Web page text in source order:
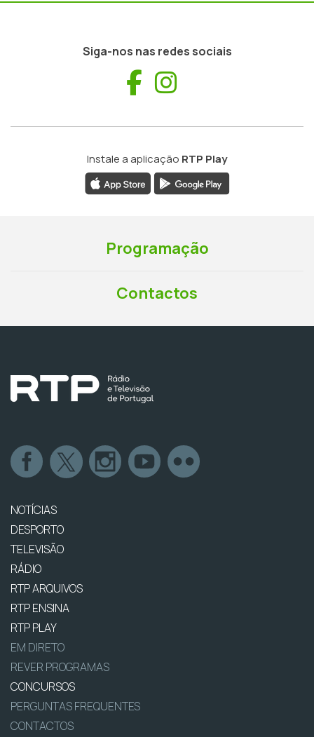
Siga-nos nas redes sociais
Facebook
Instale a aplicação RTP Play
Programação
Contactos
NOTÍCIAS
DESPORTO
TELEVISÃO
RÁDIO
RTP ARQUIVOS
RTP ENSINA
RTP PLAY
EM DIRETO
REVER PROGRAMAS
CONCURSOS
PERGUNTAS FREQUENTES
CONTACTOS